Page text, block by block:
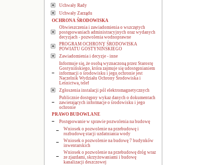
Uchwały Rady
Uchwały Zarządu
OCHRONA ŚRODOWISKA
Obwieszczenia i zawiadomienia o wszczętych
postępowaniach administracyjnych oraz wydanych
decyzjach - pozwolenia wodnoprawne
PROGRAM OCHRONY ŚRODOWISKA
POWIATU GOSTYNIŃSKIEGO
Zawiadomienia i decyzje - inne
Informuje się, że osobą wyznaczoną przez Starostę
Gostynińskiego, która zajmuje się udostępnianiem
informacji o środowisku i jego ochronie jest
Naczelnik Wydziału Ochrony Środowiska i
Leśnictwa, telef
Zgłoszenia instalacji pól elektromagnetycznych
Publicznie dostępny wykaz danych o dokumentach
zawierających informacje o środowisku i jego
ochronie
PRAWO BUDOWLANE
Postępowanie w sprawie pozwolenia na budowę
Wniosek o pozwolenie na przebudowę i
rozbudowę stacji uzdatniania wody
Wniosek o pozwolenie na budowę 7 budynków
inwentarskich
Wniosek o pozwolenie na przebudowę dróg wraz
ze zjazdami, skrzyżowaniami i budowę
kanalizacji deszczowej